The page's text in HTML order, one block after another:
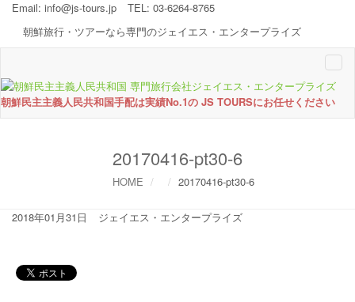
Email: info@js-tours.jp
TEL: 03-6264-8765
朝鮮旅行・ツアーなら専門のジェイエス・エンタープライズ
朝鮮民主主義人民共和国手配は実績No.1の JS TOURSにお任せください
20170416-pt30-6
HOME 20170416-pt30-6
2018年01月31日 ジェイエス・エンタープライズ